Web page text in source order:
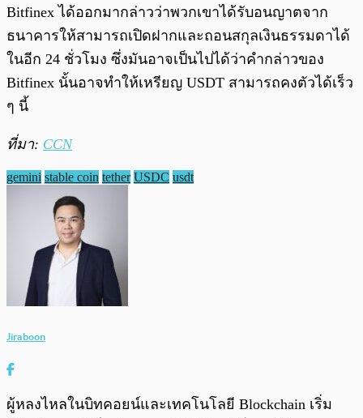
Bitfinex ได้ออกมากล่าวว่าพวกเขาได้รับอนญาตจาก
ธนาคารให้สามารถเปิดฝากและถอนสกุลเงินธรรมดาได้
ในอีก 24 ชั่วโมง ซึ่งมันอาจเป็นไปได้ว่าคำกล่าวของ
Bitfinex นั้นอาจทำให้เหรียญ USDT สามารถคงตัวได้เร็ว
ๆ นี้
ที่มา: CCN
gemini stable coin tether USDC usdt
Jiraboon
ผู้หลงไหลในบิทคอยน์และเทคโนโลยี Blockchain เริ่ม